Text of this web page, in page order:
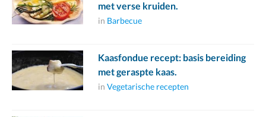
met verse kruiden.
in Barbecue
Kaasfondue recept: basis bereiding
met geraspte kaas.
in Vegetarische recepten